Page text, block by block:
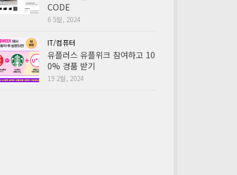
CODE
6 5월, 2024
IT/컴퓨터
유플러스 유플위크 참여하고 10
0% 경품 받기
19 2월, 2024